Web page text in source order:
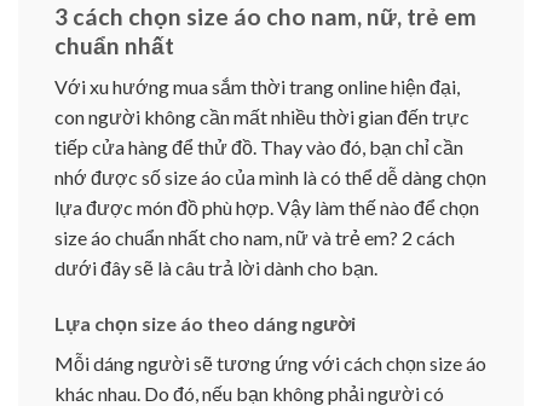
3 cách chọn size áo cho nam, nữ, trẻ em
chuẩn nhất
Với xu hướng mua sắm thời trang online hiện đại,
con người không cần mất nhiều thời gian đến trực
tiếp cửa hàng để thử đồ. Thay vào đó, bạn chỉ cần
nhớ được số size áo của mình là có thể dễ dàng chọn
lựa được món đồ phù hợp. Vậy làm thế nào để chọn
size áo chuẩn nhất cho nam, nữ và trẻ em? 2 cách
dưới đây sẽ là câu trả lời dành cho bạn.
Lựa chọn size áo theo dáng người
Mỗi dáng người sẽ tương ứng với cách chọn size áo
khác nhau. Do đó, nếu bạn không phải người có